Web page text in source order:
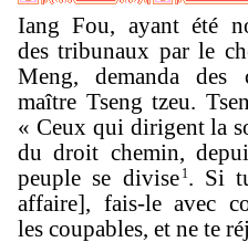
Iang Fou, ayant été
des tribunaux par le
Meng, demanda des
maître Tseng tzeu.
« Ceux qui dirigent la
du droit chemin,
peuple se divise 1. Si
affaire], fais-le avec
les coupables, et ne te